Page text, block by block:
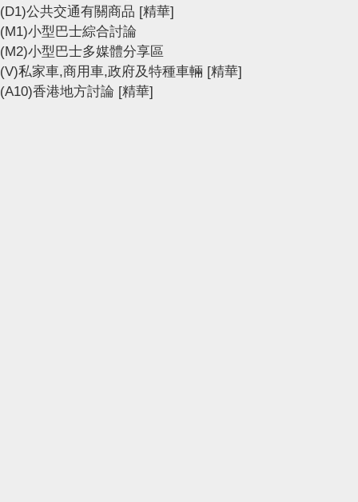
(D1)公共交通有關商品 [精華]
(M1)小型巴士綜合討論
(M2)小型巴士多媒體分享區
(V)私家車,商用車,政府及特種車輛 [精華]
(A10)香港地方討論 [精華]